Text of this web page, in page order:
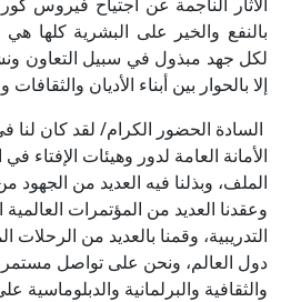
بالنفع والخير على البشرية كلها هي
لكل جهد مبذول في سبيل التعاون
إلا بالحوار بين أبناء الأديان
السادة الحضور الكرام/ لقد كان لنا
الأمانة العامة لدور وهيئات الإفتاء في
الملف، وبذلنا فيه العديد من
وعقدنا العديد من المؤتمرات
التدريبية، وقمنا بالعديد من الرحلات
دول العالم، ونحن على تواصل مستمر
والثقافية والبرلمانية